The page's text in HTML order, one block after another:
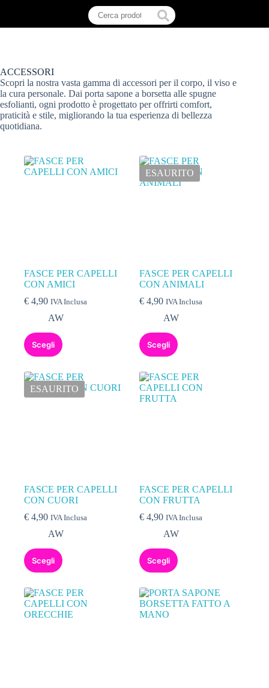
ACCESSORI
Scopri la nostra vasta gamma di accessori per il corpo, il viso e
la cura personale. Dai porta sapone a borsetta alle spugne
esfolianti, ogni prodotto è progettato per offrirti comfort,
praticità e stile, migliorando la tua esperienza di bellezza
quotidiana.
FASCE PER CAPELLI
CON AMICI
€ 4,90 IVA Inclusa
AW
Scegli
ESAURITO
FASCE PER CAPELLI
CON ANIMALI
€ 4,90 IVA Inclusa
AW
Scegli
ESAURITO
FASCE PER CAPELLI
CON CUORI
€ 4,90 IVA Inclusa
AW
Scegli
FASCE PER CAPELLI
CON FRUTTA
€ 4,90 IVA Inclusa
AW
Scegli